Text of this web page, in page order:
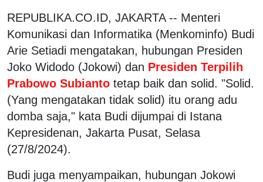
REPUBLIKA.CO.ID, JAKARTA -- Menteri
Komunikasi dan Informatika (Menkominfo) Budi
Arie Setiadi mengatakan, hubungan Presiden
Joko Widodo (Jokowi) dan Presiden Terpilih
Prabowo Subianto tetap baik dan solid. "Solid.
(Yang mengatakan tidak solid) itu orang adu
domba saja," kata Budi dijumpai di Istana
Kepresidenan, Jakarta Pusat, Selasa
(27/8/2024).
Budi juga menyampaikan, hubungan Jokowi